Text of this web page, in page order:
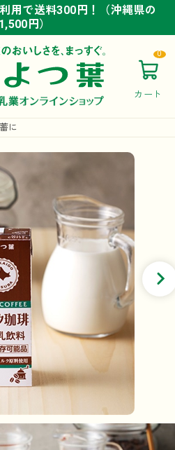
用で送料300円！（沖縄県の
円）
用で送料300円！（沖縄県の
円）
用で送料300円！（沖縄県の
円）
カート
0
に